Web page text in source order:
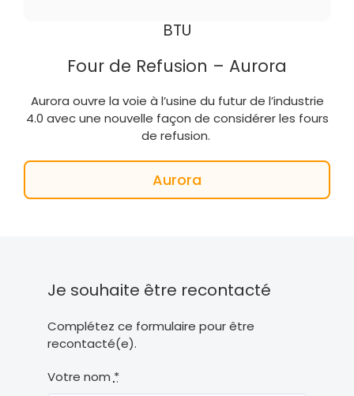
BTU
Four de Refusion – Aurora
Aurora ouvre la voie à l’usine du futur de l’industrie
4.0 avec une nouvelle façon de considérer les fours
de refusion.
Aurora
Je souhaite être recontacté
Complétez ce formulaire pour être
recontacté(e).
Votre nom*